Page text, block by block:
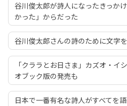
谷川俊太郎が詩人になったきっか
かった」からだった
谷川俊太郎さんの詩のために文字
「クララとお日さま」カズオ・イ
オブック版の発売も
日本で一番有名な詩人がすべてを